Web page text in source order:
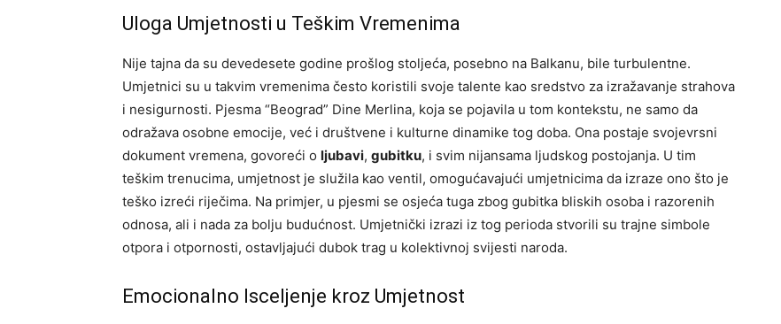
Uloga Umjetnosti u Teškim Vremenima
Nije tajna da su devedesete godine prošlog stoljeća, posebno na Balkanu, bile turbulentne.
Umjetnici su u takvim vremenima često koristili svoje talente kao sredstvo za izražavanje strahova
i nesigurnosti. Pjesma “Beograd” Dine Merlina, koja se pojavila u tom kontekstu, ne samo da
odražava osobne emocije, već i društvene i kulturne dinamike tog doba. Ona postaje svojevrsni
dokument vremena, govoreći o ljubavi, gubitku, i svim nijansama ljudskog postojanja. U tim
teškim trenucima, umjetnost je služila kao ventil, omogućavajući umjetnicima da izraze ono što je
teško izreći riječima. Na primjer, u pjesmi se osjeća tuga zbog gubitka bliskih osoba i razorenih
odnosa, ali i nada za bolju budućnost. Umjetnički izrazi iz tog perioda stvorili su trajne simbole
otpora i otpornosti, ostavljajući dubok trag u kolektivnoj svijesti naroda.
Emocionalno Isceljenje kroz Umjetnost